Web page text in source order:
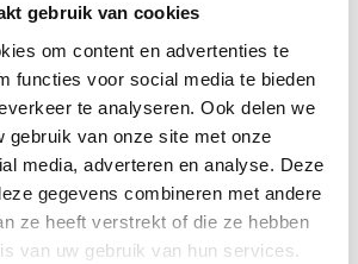
gebruik van cookies
om content en advertenties te
functies voor social media te bieden
te analyseren. Ook delen we
gebruik van onze site met onze
media, adverteren en analyse. Deze
gegevens combineren met andere
ze heeft verstrekt of die ze hebben
van uw gebruik van hun services.
scholen met dalend